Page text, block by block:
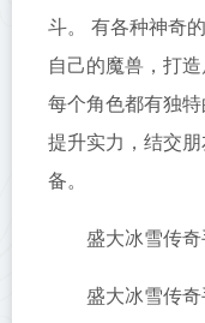
斗。 有各种神奇
自己的魔兽，打
每个角色都有独
提升实力，结交
备。
盛大冰雪传
盛大冰雪传